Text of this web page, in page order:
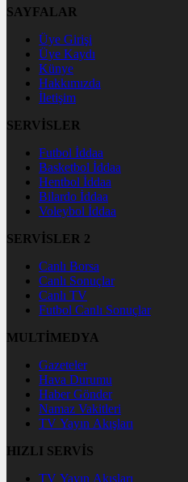
SAYFALAR
Üye Girişi
Üye Kaydı
Künye
Hakkımızda
İletişim
SERVİSLER
Futbol İddaa
Basketbol İddaa
Hentbol İddaa
Bilardo İddaa
Voleybol İddaa
SERVİSLER 2
Canlı Borsa
Canlı Sonuçlar
Canlı TV
Futbol Canlı Sonuçlar
MULTİMEDYA
Gazeteler
Hava Durumu
Haber Gönder
Namaz Vakitleri
TV Yayın Akışları
HIZLI SERVİS
TV Yayın Akışları